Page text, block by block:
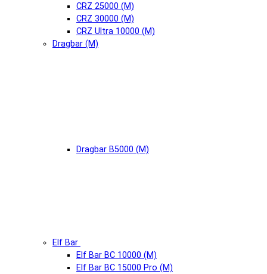
CRZ 25000 (М)
CRZ 30000 (М)
CRZ Ultra 10000 (М)
Dragbar (М)
Dragbar B5000 (М)
Elf Bar
Elf Bar BC 10000 (М)
Elf Bar BC 15000 Pro (М)